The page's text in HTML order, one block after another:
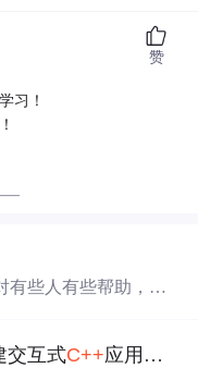
习！
赞
有些人有些帮助，第
序。（我的计算器输
交互式C++应用 程序